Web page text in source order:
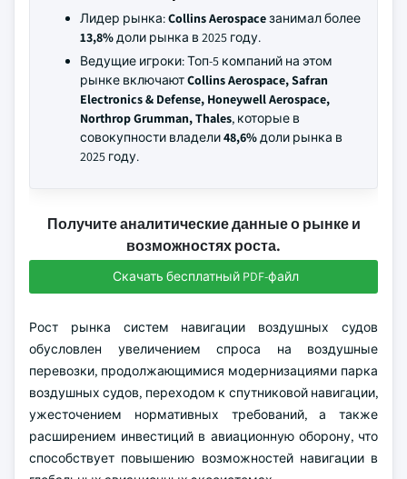
Лидер рынка:Collins Aerospaceзанимал более
13,8%доли рынка в 2025 году.
Ведущие игроки: Топ-5 компаний на этом
рынке включаютCollins Aerospace, Safran
Electronics & Defense, Honeywell Aerospace,
Northrop Grumman, Thales, которые в
совокупности владели48,6%доли рынка в
2025 году.
Получите аналитические данные о рынке и
возможностях роста.
Скачать бесплатный PDF-файл
Рост рынка систем навигации воздушных судов
обусловлен увеличением спроса на воздушные
перевозки, продолжающимися модернизациями парка
воздушных судов, переходом к спутниковой навигации,
ужесточением нормативных требований, а также
расширением инвестиций в авиационную оборону, что
способствует повышению возможностей навигации в